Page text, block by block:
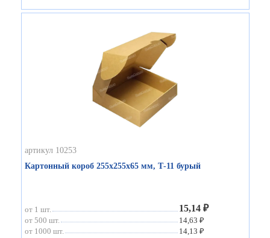
артикул 10253
Картонный короб 255х255х65 мм, Т-11 бурый
от 1 шт. 15,14 ₽
от 500 шт.
14,63 ₽
от 1000 шт.
14,13 ₽